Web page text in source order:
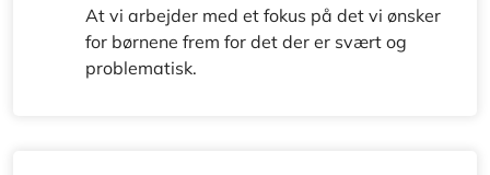
At vi arbejder med et fokus på det vi ønsker
for børnene frem for det der er svært og
problematisk.